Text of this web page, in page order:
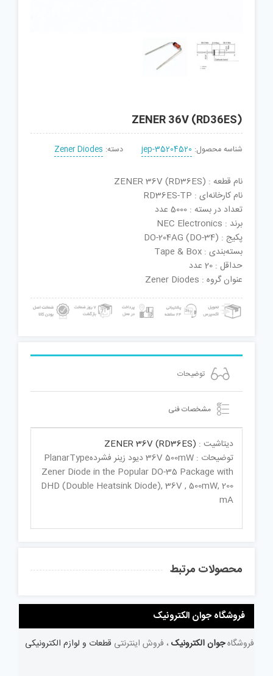
ZENER 36V (RD36ES)
شناسه محصول: jep-35204520 دسته: Zener Diodes
نام قطعه : ZENER 36V (RD36ES)
نام کارخانه‌ای : RD36ES-TP
تعداد در بسته : 5000 عدد
برند : NEC Electronics
پکیج : DO-204AG (DO-34)
بسته‌بندی : Tape & Box
حداقل : 20 عدد
عنوان گروه : Zener Diodes
توضیحات
مشخصات فنی
دیتاشیت : ZENER 36V (RD36ES)
توضیحات : 36V 500mW دیود زینر فشردهPlanarType
Zener Diode in the Popular DO-35 Package with
DHD (Double Heatsink Diode), 36V , 500mW, 200
mA
محصولات مرتبط
فروشگاه جوان الکترونیک
فروشگاهجوان الکترونیک ، فروش اینترنتی قطعات و لوازم الکترونیکی